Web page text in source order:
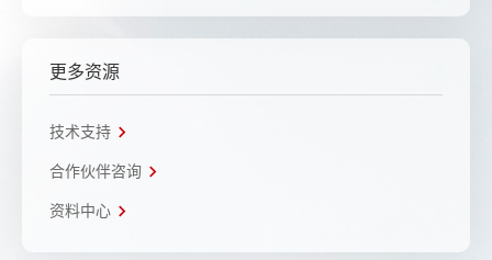
更多资源
技术支持
合作伙伴咨询
资料中心